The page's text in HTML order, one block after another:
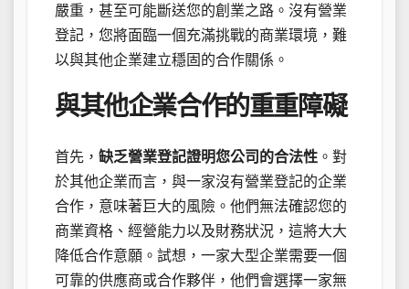
嚴重，甚至可能斷送您的創業之路。沒有營業
登記，您將面臨一個充滿挑戰的商業環境，難
以與其他企業建立穩固的合作關係。
與其他企業合作的重重障礙
首先， 缺乏營業登記證明您公司的合法性 。對
於其他企業而言，與一家沒有營業登記的企業
合作，意味著巨大的風險。他們無法確認您的
商業資格、經營能力以及財務狀況，這將大大
降低合作意願。試想，一家大型企業需要一個
可靠的供應商或合作夥伴，他們會選擇一家無